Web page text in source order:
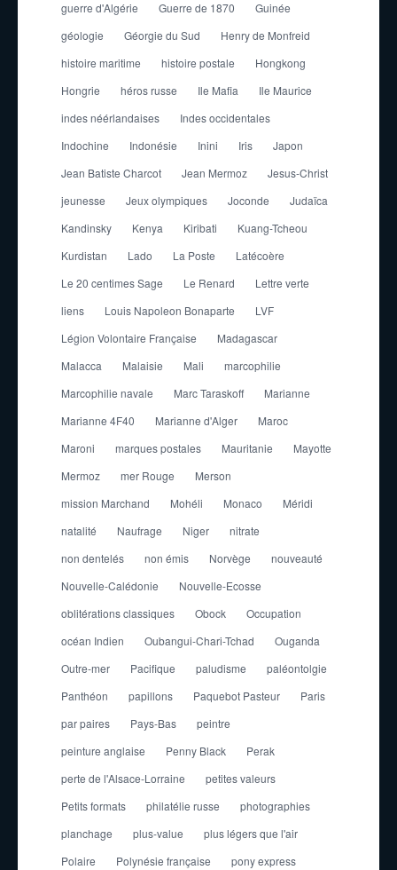
guerre d'Algérie Guerre de 1870
Guinée
géologie
Géorgie du Sud
Henry de Monfreid
histoire maritime
histoire postale
Hongkong
Hongrie
héros russe Ile Mafia
Ile Maurice
indes néérlandaises
Indes occidentales
Indochine
Indonésie Inini Iris
Japon
Jean Batiste Charcot
Jean Mermoz
Jesus-Christ
jeunesse
Jeux olympiques Joconde
Judaïca
Kandinsky
Kenya Kiribati
Kuang-Tcheou
Kurdistan
Lado La Poste
Latécoère
Le 20 centimes Sage
Le Renard
Lettre verte
liens
Louis Napoleon Bonaparte
LVF
Légion Volontaire Française
Madagascar
Malacca
Malaisie Mali
marcophilie
Marcophilie navale
Marc Taraskoff
Marianne
Marianne 4F40
Marianne d'Alger
Maroc
Maroni
marques postales Mauritanie
Mayotte
Mermoz
mer Rouge
Merson
mission Marchand
Mohéli Monaco
Méridi
natalité
Naufrage Niger
nitrate
non dentelés
non émis Norvège
nouveauté
Nouvelle-Calédonie
Nouvelle-Ecosse
oblitérations classiques
Obock
Occupation
océan Indien
Oubangui-Chari-Tchad
Ouganda
Outre-mer
Pacifique paludisme
paléontolgie
Panthéon
papillons Paquebot Pasteur
Paris
par paires
Pays-Bas
peintre
peinture anglaise
Penny Black
Perak
perte de l'Alsace-Lorraine
petites valeurs
Petits formats
philatélie russe
photographies
planchage
plus-value
plus légers que l'air
Polaire
Polynésie française
pony express